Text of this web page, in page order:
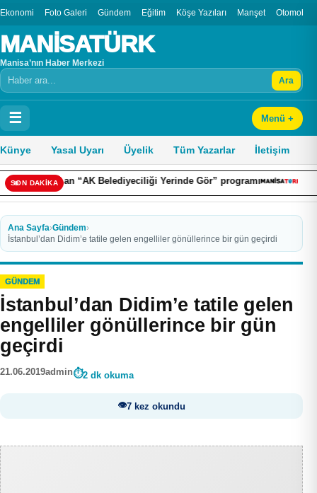
Ekonomi Foto Galeri Gündem Eğitim Köşe Yazıları Manşet Otomobil
MANİSATÜRK
Manisa’nın Haber Merkezi
Arama Ara
☰ Menü +
Künye Yasal Uyarı Üyelik Tüm Yazarlar İletişim
SON DAKİKA
“AK Belediyeciliği Yerinde Gör” programı Başkan Çerçioğlu
Ana Sayfa›Gündem›
İstanbul’dan Didim’e tatile gelen engelliler gönüllerince bir gün geçirdi
GÜNDEM
İstanbul’dan Didim’e tatile gelen
engelliler gönüllerince bir gün
geçirdi
21.06.2019admin 2 dk okuma
7 kez okundu